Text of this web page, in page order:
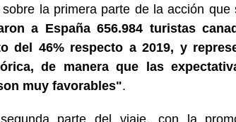
sobre la primera parte de la acción
a España 656.984 turistas
del 46% respecto a 2019, y
de manera que las
muy favorables".
parte del viaje, con la